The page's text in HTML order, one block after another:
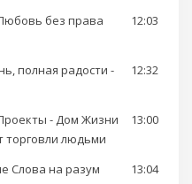
без права
12:03
полная радости -
12:32
Проекты - Дом Жизни
торговли людьми
13:00
Слова на разум
13:04